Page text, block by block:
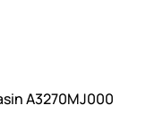
A3270MJ000